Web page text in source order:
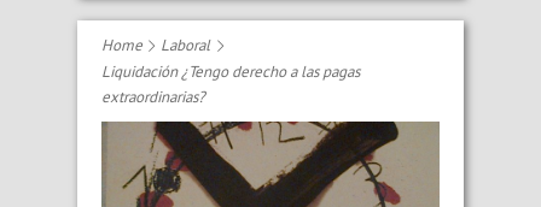
Home
Laboral
Liquidación ¿Tengo derecho a las pagas
extraordinarias?